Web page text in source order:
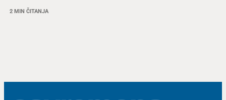
2 MIN ČITANJA